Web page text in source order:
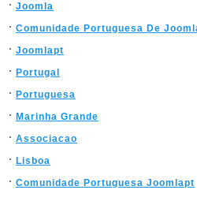
Joomla
Comunidade Portuguesa De
Joomlapt
Portugal
Portuguesa
Marinha Grande
Associacao
Lisboa
Comunidade Portuguesa Joomlapt